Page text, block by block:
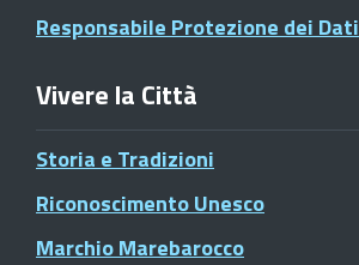
Responsabile Protezione dei Dati
Vivere la Città
Storia e Tradizioni
Riconoscimento Unesco
Marchio Marebarocco